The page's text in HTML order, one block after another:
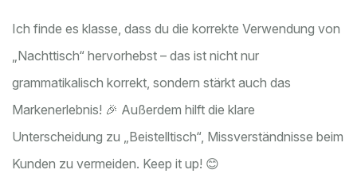
Ich finde es klasse, dass du die korrekte Verwendung von
„Nachttisch“ hervorhebst – das ist nicht nur
grammatikalisch korrekt, sondern stärkt auch das
Markenerlebnis! 🎉 Außerdem hilft die klare
Unterscheidung zu „Beistelltisch“, Missverständnisse beim
Kunden zu vermeiden. Keep it up! 😊